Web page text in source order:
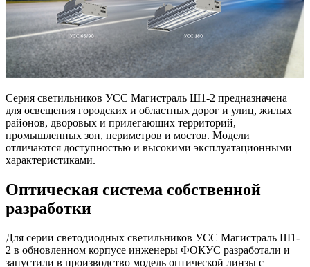
Серия светильников УСС Магистраль Ш1-2 предназначена
для освещения городских и областных дорог и улиц, жилых
районов, дворовых и прилегающих территорий,
промышленных зон, периметров и мостов. Модели
отличаются доступностью и высокими эксплуатационными
характеристиками.
Оптическая система собственной
разработки
Для серии светодиодных светильников УСС Магистраль Ш1-
2 в обновленном корпусе инженеры ФОКУС разработали и
запустили в производство модель оптической линзы с